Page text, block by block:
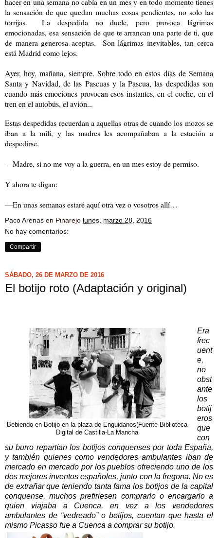
la sensación de que quedan muchas cosas pendientes, no solo las
torrijas. La despedida no duele, pero provoca lágrimas
emocionadas, esa sensación de que te arrancan una parte de ti, que
de manera generosa aceptas. Son lágrimas inevitables, tan cerca
está Madrid como lejos.
Ayer, hoy, mañana, siempre. Sobre todo en estos días de Semana
Santa y Navidad, de las Pascuas y la Pascua, las despedidas son
cuando más emociones provocan esos instantes, en el coche, en el
tren en el autobús, el avión...
Estas despedidas recuerdan a aquellas otras de cuando los mozos se
iban a la mili, y las madres les acompañaban a la estación a
despedirse.
—Madre, si no me voy a la guerra, en un mes estoy de permiso.
Y ahora te digan:
—En unas semanas estaré aquí otra vez o vosotros allí…
Paco Arenas en Pinarejo lunes, marzo 28, 2016
No hay comentarios:
Compartir
SÁBADO, 26 DE MARZO DE 2016
El botijo roto (Adaptación y original)
Bebiendo en Botijo en la plaza de Enguidanos(Fuente Biblioteca
Digital de Castilla-La Mancha
Era
frec
uent
e,
no
obst
ante
los
botij
eros
que
con
su burro repartían los botijos conquenses por toda España,
y también quienes como vendedores ambulantes iban de
mercado en mercado por los pueblos ofreciendo uno de los
dos mejores inventos españoles, junto con la fregona. No es
de extrañar que teniendo tanta fama los botijos de la capital
conquense, muchos prefiriesen comprarlo o encargarlo a
quien viajaba a Cuenca, en vez a los vendedores
ambulantes de “vedreado” o botijos, cuentan que hasta el
mismo Picasso fue a Cuenca a comprar su botijo.